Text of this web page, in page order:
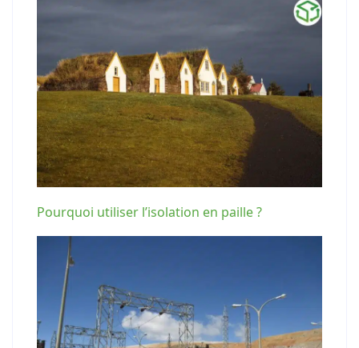
Pourquoi utiliser l’isolation en paille ?